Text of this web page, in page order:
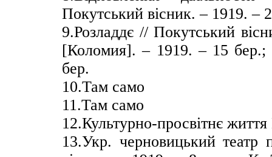
Покутський вісник. – 1919. –
9.Розладдє // Покутський
[Коломия]. – 1919. – 15
бер.
10.Там само
11.Там само
12.Культурно-просвітнє
13.Укр. черновицький